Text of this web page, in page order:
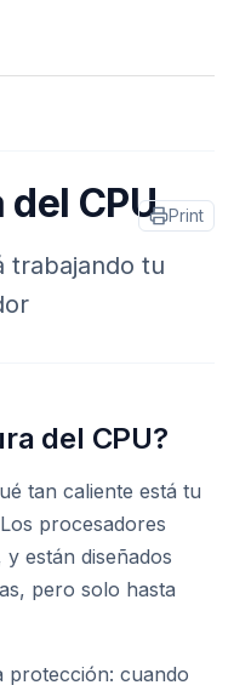
Print
CPU
trabajando tu
del CPU?
tan caliente está tu
procesadores
están diseñados
pero solo hasta
protección: cuando